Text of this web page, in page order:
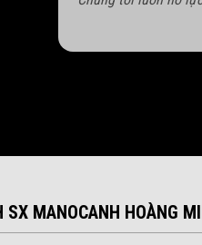
SX MANOCANH HOÀNG